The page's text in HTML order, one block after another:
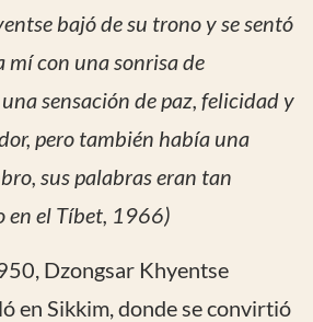
bajó de su trono y se sentó
mí con una sonrisa de
sensación de paz, felicidad y
pero también había una
sus palabras eran tan
en el Tíbet, 1966)
Dzongsar Khyentse
en Sikkim, donde se convirtió